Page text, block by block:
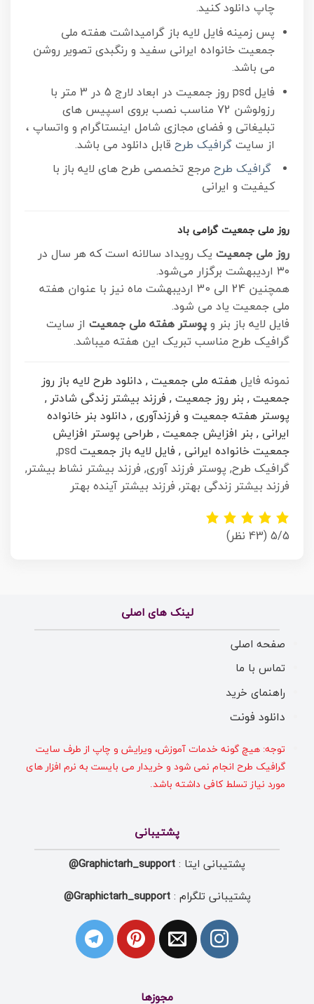
چاپ دانلود کنید.
پس زمینه فایل لایه باز گرامیداشت هفته ملی
جمعیت خانواده ایرانی سفید و رنگبدی تصویر روشن
می باشد.
فایل psd روز جمعیت در ابعاد لارج 5 در 3 متر با
رزولوشن 72 مناسب نصب بروی اسپیس های
تبلیغاتی و فضای مجازی شامل اینستاگرام و واتساپ ،
از سایت گرافیک طرحقابل دانلود می باشد.
گرافیک طرحمرجع تخصصی طرح های لایه باز با
کیفیت و ایرانی
روز ملی جمعیت گرامی باد
روز ملی جمعیت یک رویداد سالانه است که هر سال در
۳۰ اردیبهشت برگزار می‌شود.
همچنین 24 الی 30 اردیبهشت ماه نیز با عنوان هفته
ملی جمعیت یاد می شود.
فایل لایه باز بنر و پوستر هفته ملی جمعیت از سایت
گرافیک طرح مناسب تبریک این هفته میباشد.
نمونه فایل هفته ملی جمعیت , دانلود طرح لایه باز روز
جمعیت , بنر روز جمعیت , فرزند بیشتر زندگی شادتر ,
پوستر هفته جمعیت و فرزندآوری , دانلود بنر خانواده
ایرانی , بنر افزایش جمعیت , طراحی پوستر افزایش
جمعیت خانواده ایرانی , فایل لایه باز جمعیت
psd,
گرافیک طرح, پوستر فرزند آوری, فرزند بیشتر نشاط بیشتر,
فرزند بیشتر زندگی بهتر, فرزند بیشتر آینده بهتر
5/5 (43 نظر)
لینک های اصلی
صفحه اصلی
تماس با ما
راهنمای خرید
دانلود فونت
توجه: هیچ گونه خدمات آموزش، ویرایش و چاپ از طرف سایت
گرافیک طرح انجام نمی شود و خریدار می بایست به نرم افزار های
مورد نیاز تسلط کافی داشته باشد.
پشتیبانی
پشتیبانی ایتا : Graphictarh_support@
پشتیبانی تلگرام :Graphictarh_support@
مجوزها